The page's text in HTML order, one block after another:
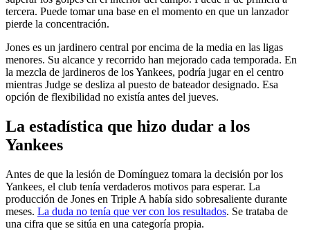
tercera. Puede tomar una base en el momento en que un lanzador
pierde la concentración.
Jones es un jardinero central por encima de la media en las ligas
menores. Su alcance y recorrido han mejorado cada temporada. En
la mezcla de jardineros de los Yankees, podría jugar en el centro
mientras Judge se desliza al puesto de bateador designado. Esa
opción de flexibilidad no existía antes del jueves.
La estadística que hizo dudar a los
Yankees
Antes de que la lesión de Domínguez tomara la decisión por los
Yankees, el club tenía verdaderos motivos para esperar. La
producción de Jones en Triple A había sido sobresaliente durante
meses. La duda no tenía que ver con los resultados. Se trataba de
una cifra que se sitúa en una categoría propia.